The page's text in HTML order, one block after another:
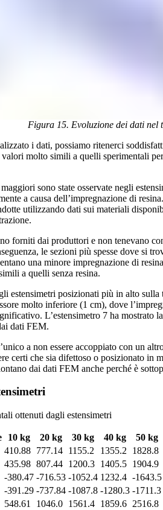
Figura 15. Evoluzione dei dati nel
i dati, possiamo ritenerci
molto simili a quelli sperimentali
sono state osservate negli
a causa dell’impregnazione di
utilizzando dati sui materiali
forniti dai produttori e non tenevano
le sezioni più spesse dove si
una minore impregnazione di
a quelli senza resina.
estensimetri posizionati più in alto sulla
molto inferiore (1 cm), dove
L’estensimetro 7 ha mostrato
dati FEM.
a non essere accoppiato con un
certi che sia difettoso o posizionato in
dai dati FEM anche perché è
ottenuti dagli estensimetri
10 kg 20 kg 30 kg 40 kg 50 kg
410.88 777.14 1155.2 1355.2 1828.8
435.98 807.44 1200.3 1405.5 1904.9
-380.47 -716.53 -1052.4 1232.4 -1643.5
-391.29 -737.84 -1087.8 -1280.3 -1711.3
548.61
1046.0 1561.4 1859.6 2516.8